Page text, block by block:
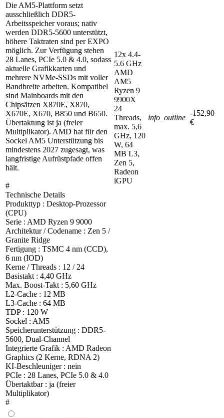
Die AM5-Plattform setzt
ausschließlich DDR5-
Arbeitsspeicher voraus; nativ
werden DDR5-5600 unterstützt,
höhere Taktraten sind per EXPO
möglich. Zur Verfügung stehen
28 Lanes, PCIe 5.0 & 4.0, sodass
aktuelle Grafikkarten und
mehrere NVMe-SSDs mit voller
Bandbreite arbeiten. Kompatibel
sind Mainboards mit den
Chipsätzen X870E, X870,
X670E, X670, B850 und B650.
Übertaktung ist ja (freier
Multiplikator). AMD hat für den
Sockel AM5 Unterstützung bis
mindestens 2027 zugesagt, was
langfristige Aufrüstpfade offen
hält.
#
Technische Details
Produkttyp : Desktop-Prozessor
(CPU)
Serie : AMD Ryzen 9 9000
Architektur / Codename : Zen 5 /
Granite Ridge
Fertigung : TSMC 4 nm (CCD),
6 nm (IOD)
Kerne / Threads : 12 / 24
Basistakt : 4,40 GHz
Max. Boost-Takt : 5,60 GHz
L2-Cache : 12 MB
L3-Cache : 64 MB
TDP : 120 W
Sockel : AM5
Speicherunterstützung : DDR5-
5600, Dual-Channel
Integrierte Grafik : AMD Radeon
Graphics (2 Kerne, RDNA 2)
KI-Beschleuniger : nein
PCIe : 28 Lanes, PCIe 5.0 & 4.0
Übertaktbar : ja (freier
Multiplikator)
#
12x 4.4-
5.6 GHz
AMD
AM5
Ryzen 9
9900X
24
Threads,
max. 5,6
GHz, 120
W, 64
MB L3,
Zen 5,
Radeon
iGPU
info_outline
-152,90
€